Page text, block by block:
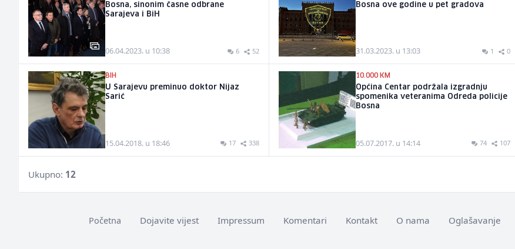
Bosna, sinonim časne odbrane
Sarajeva i BiH
06.04.2023. u 10:38 6 52
Bosna ove godine u pet gradova
31.03.2023. u 13:03 1 0
BIH
U Sarajevu preminuo doktor Nijaz
Sarić
15.04.2018. u 18:46 17 338
10.000 KM
Općina Centar podržala izgradnju
spomenika veteranima Odreda policije
Bosna
05.07.2017. u 14:14 74 107
Ukupno: 12
Početna Dojavite vijest Impressum Komentari Kontakt O nama Oglašavanje